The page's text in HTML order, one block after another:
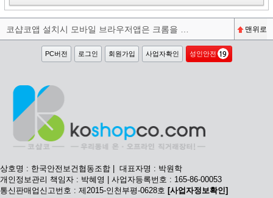
맨위로
PC버전 로그인 회원가입 사업자확인 성인안전
상호명 : 한국안전보건협동조합 | 대표자명 : 박원학
개인정보관리 책임자 : 박혜영 | 사업자등록번호 : 165-86-00053
통신판매업신고번호 : 제2015-인천부평-0628호 [사업자정보확인]